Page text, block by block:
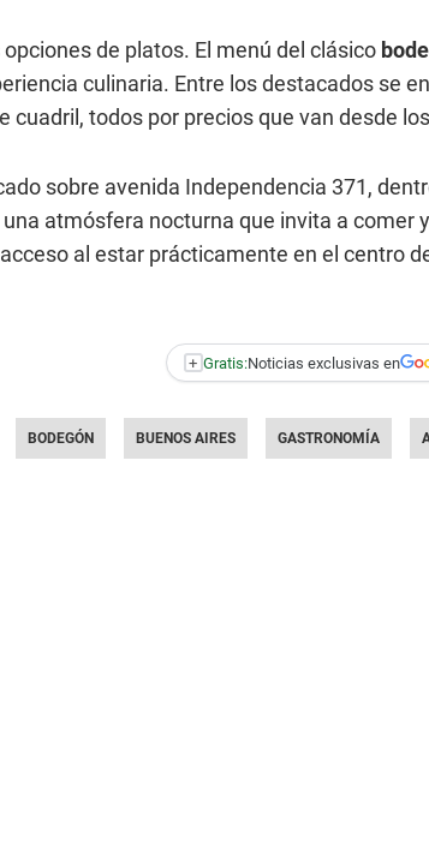
de platos. El menú del clásico
culinaria. Entre los destacados se
cuadril, todos por precios que van desde
sobre avenida Independencia 371,
atmósfera nocturna que invita a comer
al estar prácticamente en el centro
+ Gratis:Noticias exclusivas en
BODEGÓN BUENOS AIRES GASTRONOMÍA